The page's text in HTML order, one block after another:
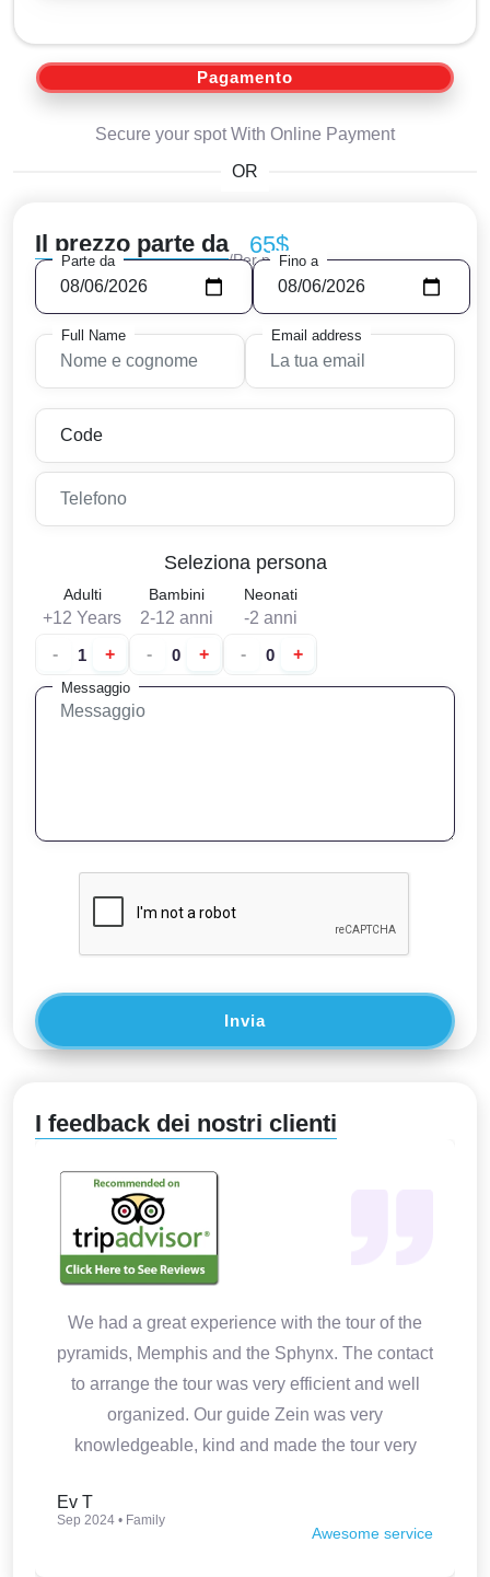
Pagamento
Secure your spot With Online Payment
OR
Il prezzo parte da 65$
/Per persoa
Parte da Fino a
Full Name Email address
Seleziona persona
Adulti
+12 Years
-
+
Bambini
2-12 anni
-
+
Neonati
-2 anni
-
+
Messaggio
Invia
I feedback dei nostri clienti
We had a great experience with the tour of the
pyramids, Memphis and the Sphynx. The contact
to arrange the tour was very efficient and well
organized. Our guide Zein was very
knowledgeable, kind and made the tour very
Ev T
Sep 2024 • Family
Awesome service